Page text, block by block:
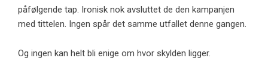
påfølgende tap. Ironisk nok avsluttet de den kampanjen
med tittelen. Ingen spår det samme utfallet denne gangen.
Og ingen kan helt bli enige om hvor skylden ligger.